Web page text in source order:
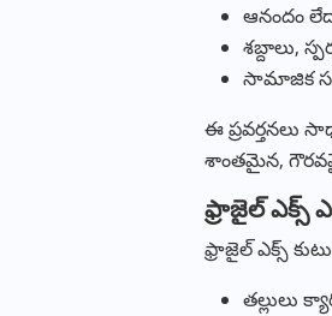
ఆనందం
శబ్దాలు,
సామాజిక
ఈ ప్రవర్తనలు
శాంతమైన,
ఫ్రాజైల్ ఎక్స్
ఫ్రాజైల్ ఎక్స్
తల్లులు